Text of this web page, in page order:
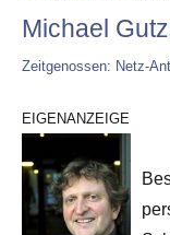
Michael
Zeitgenossen: Netz-
EIGENANZEIGE